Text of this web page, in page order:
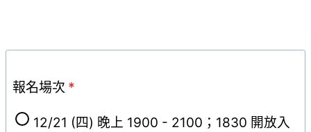
報名場次 *
12/21 (四) 晚上 1900 - 2100；1830 開放入